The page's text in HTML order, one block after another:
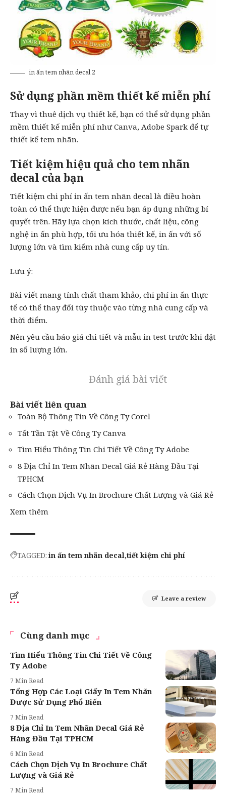
in ấn tem nhãn decal 2
Sử dụng phần mềm thiết kế miễn phí
Thay vì thuê dịch vụ thiết kế, bạn có thể sử dụng phần
mềm thiết kế miễn phí như Canva, Adobe Spark để tự
thiết kế tem nhãn.
Tiết kiệm hiệu quả cho tem nhãn
decal của bạn
Tiết kiệm chi phí in ấn tem nhãn decal là điều hoàn
toàn có thể thực hiện được nếu bạn áp dụng những bí
quyết trên. Hãy lựa chọn kích thước, chất liệu, công
nghệ in ấn phù hợp, tối ưu hóa thiết kế, in ấn với số
lượng lớn và tìm kiếm nhà cung cấp uy tín.
Lưu ý:
Bài viết mang tính chất tham khảo, chi phí in ấn thực
tế có thể thay đổi tùy thuộc vào từng nhà cung cấp và
thời điểm.
Nên yêu cầu báo giá chi tiết và mẫu in test trước khi đặt
in số lượng lớn.
Đánh giá bài viết
Bài viết liên quan
Toàn Bộ Thông Tin Về Công Ty Corel
Tất Tần Tật Về Công Ty Canva
Tìm Hiểu Thông Tin Chi Tiết Về Công Ty Adobe
8 Địa Chỉ In Tem Nhãn Decal Giá Rẻ Hàng Đầu Tại
TPHCM
Cách Chọn Dịch Vụ In Brochure Chất Lượng và Giá Rẻ
Xem thêm
TAGGED: in ấn tem nhãn decal tiết kiệm chi phí
Leave a review
Cùng danh mục
Tìm Hiểu Thông Tin Chi Tiết Về Công
Ty Adobe
7 Min Read
Tổng Hợp Các Loại Giấy In Tem Nhãn
Được Sử Dụng Phổ Biến
7 Min Read
8 Địa Chỉ In Tem Nhãn Decal Giá Rẻ
Hàng Đầu Tại TPHCM
6 Min Read
Cách Chọn Dịch Vụ In Brochure Chất
Lượng và Giá Rẻ
7 Min Read